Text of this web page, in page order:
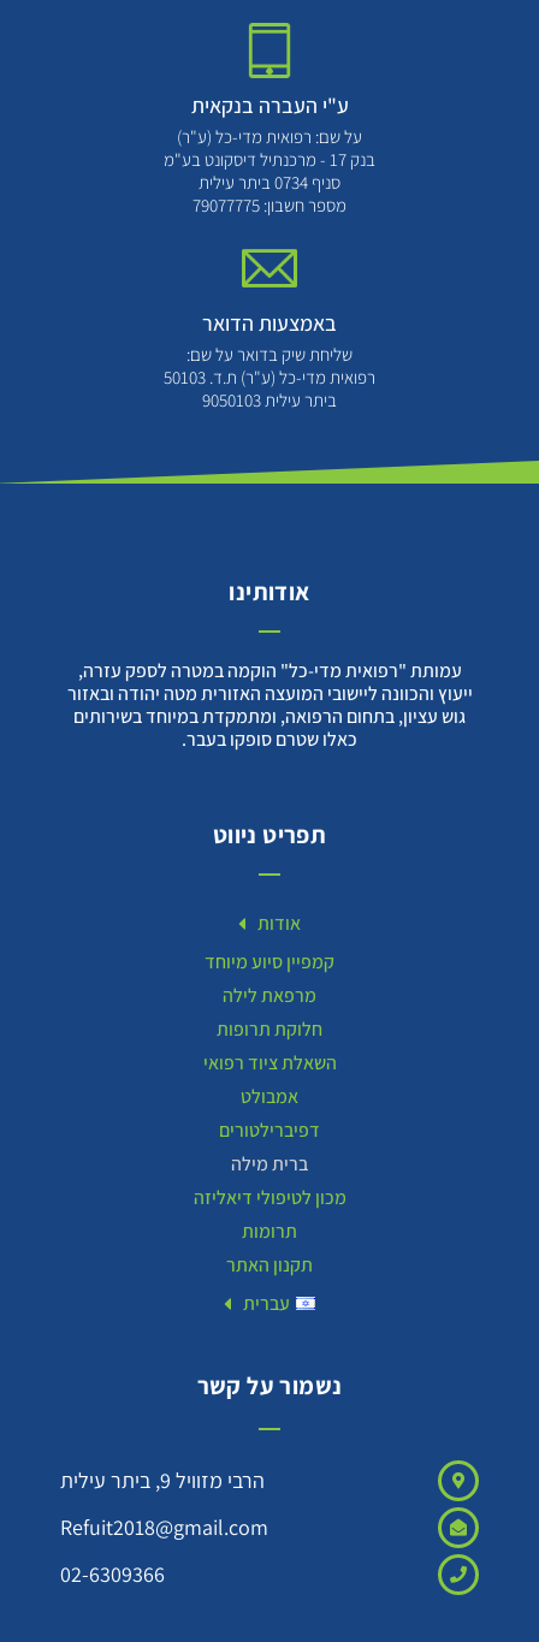
ע"י העברה בנקאית
על שם: רפואית מדי-כל (ע"ר)
סניף 0734 ביתר עילית
מספר חשבון: 79077775
באמצעות הדואר
שליחת שיק בדואר על שם:
רפואית מדי-כל (ע"ר) ת.ד. 50103
ביתר עילית 9050103
אודותינו
עמותת "רפואית מדי-כל" הוקמה במטרה לספק עזרה,
ייעוץ והכוונה ליישובי המועצה האזורית מטה יהודה ובאזור
גוש עציון, בתחום הרפואה, ומתמקדת במיוחד בשירותים
כאלו שטרם סופקו בעבר.
תפריט ניווט
אודות
קמפיין סיוע מיוחד
מרפאת לילה
חלוקת תרופות
השאלת ציוד רפואי
אמבולט
דפיברילטורים
ברית מילה
מכון לטיפולי דיאליזה
תרומות
תקנון האתר
עברית
נשמור על קשר
הרבי מזוויל 9, ביתר עילית
Refuit2018@gmail.com
02-6309366